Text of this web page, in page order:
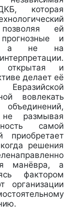
которая
позволяя ей
и
а не на
открытая и
делает её
вовлекать
размывая
самой
приобретает
решения
манёвра, а
фактором
организации